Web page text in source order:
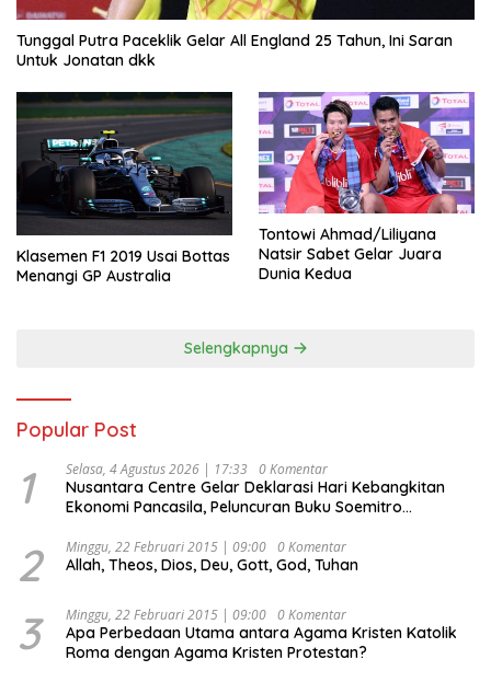
Tunggal Putra Paceklik Gelar All England 25 Tahun, Ini Saran
Untuk Jonatan dkk
Klasemen F1 2019 Usai Bottas
Menangi GP Australia
Tontowi Ahmad/Liliyana
Natsir Sabet Gelar Juara
Dunia Kedua
Selengkapnya
Popular Post
1 Selasa, 4 Agustus 2026 | 17:33 0 Komentar
Nusantara Centre Gelar Deklarasi Hari Kebangkitan
Ekonomi Pancasila, Peluncuran Buku Soemitro
Ekonomi Politik Indonesia) & Simposium Nasional
“Urgensi Undang-Undang Perekonomian Nasional dan
Indonesia Emas 2045”,
2 Minggu, 22 Februari 2015 | 09:00 0 Komentar
Allah, Theos, Dios, Deu, Gott, God, Tuhan
3 Minggu, 22 Februari 2015 | 09:00 0 Komentar
Apa Perbedaan Utama antara Agama Kristen Katolik
Roma dengan Agama Kristen Protestan?